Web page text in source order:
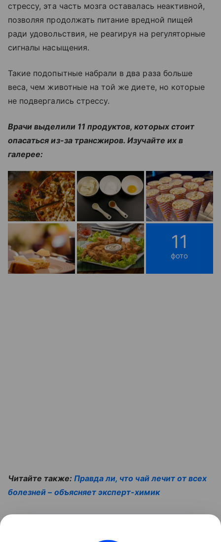
стрессу, эта часть мозга оставалась неактивной,
позволяя продолжать питание вредной пищей
ради удовольствия, не реагируя на регуляторные
сигналы насыщения.
Такие подопытные набрали в два раза больше
веса, чем животные на той же диете, но которые
не подвергались стрессу.
Врачи выделили 11 продуктов, которых стоит
опасаться из-за трансжиров. Изучайте их в
галерее:
11
фото
Читайте также: Правда ли, что чай лечит от всех
болезней – объясняет эксперт-химик
7 удивительных фактов о кофе, о которых вы,